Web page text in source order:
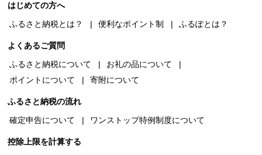
はじめての方へ
ふるさと納税とは？
便利なポイント制 ふるぽとは？
よくあるご質問
ふるさと納税について
お礼の品について
ポイントについて
寄附について
ふるさと納税の流れ
確定申告について
ワンストップ特例制度について
控除上限を計算する